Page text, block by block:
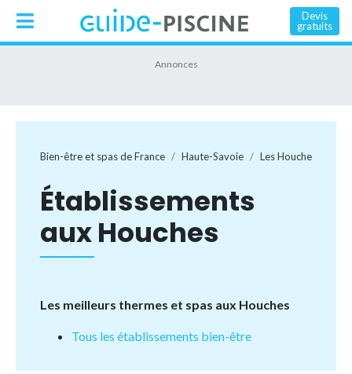
Devis
gratuits
Bien-être et spas de France Haute-Savoie Les Houches
Établissements
aux Houches
Les meilleurs thermes et spas aux Houches
Tous les établissements bien-être